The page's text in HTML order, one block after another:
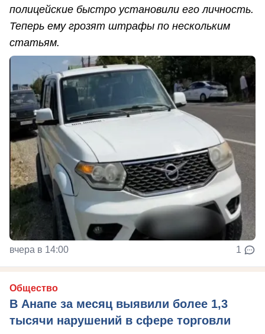
полицейские быстро установили его личность.
Теперь ему грозят штрафы по нескольким
статьям.
вчера в 14:00 1
Общество
В Анапе за месяц выявили более 1,3
тысячи нарушений в сфере торговли